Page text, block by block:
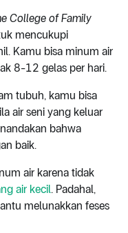
College of Family
mencukupi
Kamu bisa minum air
8-12 gelas per hari.
tubuh, kamu bisa
air seni yang keluar
bahwa
baik.
air karena tidak
air kecil. Padahal,
melunakkan feses